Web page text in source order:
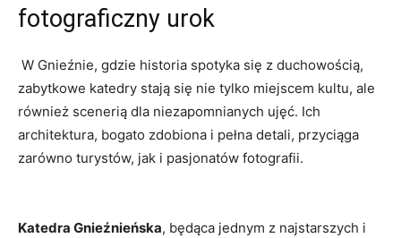
fotograficzny urok
‍ W Gnieźnie, gdzie historia spotyka się ‌z duchowością,
zabytkowe ⁤katedry stają się nie ⁢tylko miejscem kultu, ale⁤
również scenerią dla niezapomnianych ujęć. Ich
architektura, ‍bogato zdobiona i pełna detali, przyciąga
zarówno​ turystów, jak i pasjonatów fotografii.
Katedra Gnieźnieńska, będąca jednym z najstarszych⁢ i